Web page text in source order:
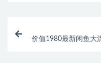
价值1980最新闲鱼大